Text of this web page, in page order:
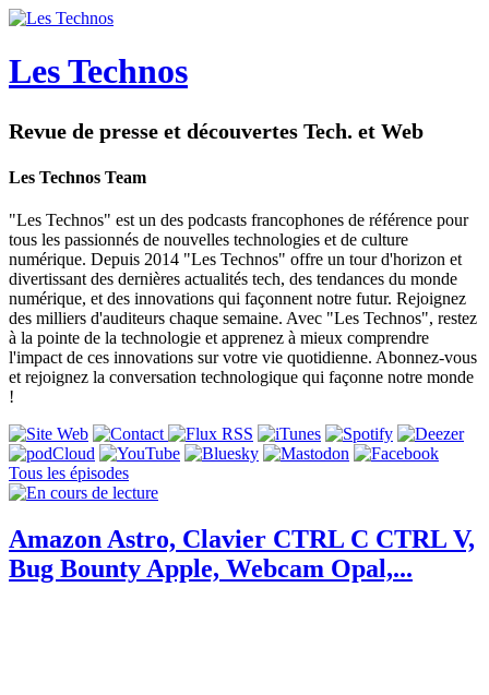
Les Technos
Revue de presse et découvertes Tech. et Web
Les Technos Team
"Les Technos" est un des podcasts francophones de référence pour
tous les passionnés de nouvelles technologies et de culture
numérique. Depuis 2014 "Les Technos" offre un tour d'horizon et
divertissant des dernières actualités tech, des tendances du monde
numérique, et des innovations qui façonnent notre futur. Rejoignez
des milliers d'auditeurs chaque semaine. Avec "Les Technos", restez
à la pointe de la technologie et apprenez à mieux comprendre
l'impact de ces innovations sur votre vie quotidienne. Abonnez-vous
et rejoignez la conversation technologique qui façonne notre monde
!
Tous les épisodes
Amazon Astro, Clavier CTRL C CTRL V,
Bug Bounty Apple, Webcam Opal,...